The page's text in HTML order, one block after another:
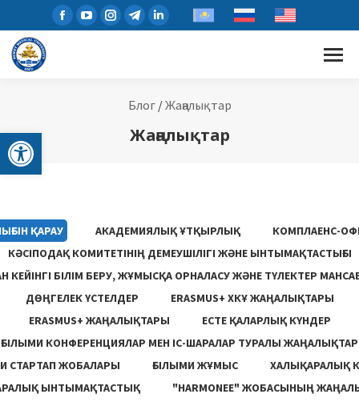
Open toolbar
Блог/Жаңалықтар
Жаңалықтар
ҚАРАУ АКАДЕМИЯЛЫҚ ҰТҚЫРЛЫҚ
КОМПЛАЕНС-
КӘСІПОДАҚ КОМИТЕТІНІҢ ДЕМЕУШІЛІГІ ЖӘНЕ ЫНТЫМАҚТАСТЫҒЫ
КЕЙІНГІ БІЛІМ БЕРУ, ЖҰМЫСҚА ОРНАЛАСУ ЖƏНЕ ТҮЛЕКТЕР
ДӨҢГЕЛЕК ҮСТЕЛДЕР
ERASMUS+ ХКҰ ЖАҢАЛЫҚТАРЫ
ERASMUS+ ЖАҢАЛЫҚТАРЫ
ЕСТЕ ҚАЛАРЛЫҚ КҮНДЕР
ҒЫЛЫМИ КОНФЕРЕНЦИЯЛАР МЕН ІС-ШАРАЛАР ТУРАЛЫ ЖАҢАЛЫҚТАР
СТАРТАП ЖОБАЛАРЫ
ҒЫЛЫМИ ЖҰМЫС
ХАЛЫҚАРАЛЫҚ
ЫНТЫМАҚТАСТЫҚ
"HARMONEE" ЖОБАСЫНЫҢ